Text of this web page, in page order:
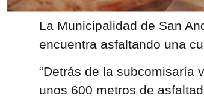
La Municipalidad de San
encuentra asfaltando una
“Detrás de la subcomisaría
unos 600 metros de